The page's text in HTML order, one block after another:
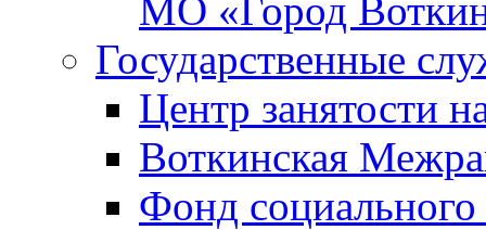
МО «Город
Государственные
Центр занятости
Воткинская
Фонд